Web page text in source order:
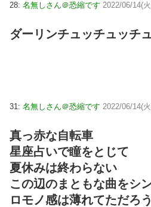
28: 名無しさん＠恐縮です 2022/06/14(
ダーリンチュッチュッチ
31: 名無しさん＠恐縮です 2022/06/14(
真っ赤な自転車
星座占いで瞳をとじて
夏休みは終わらない
この辺のまともな曲をシ
ロモノ感は薄れてただろ